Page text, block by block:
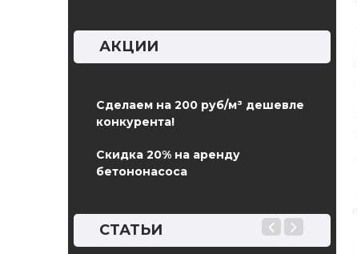
АКЦИИ
Сделаем на 200 руб/м³ дешевле
конкурента!
Скидка 20% на аренду
бетононасоса
СТАТЬИ